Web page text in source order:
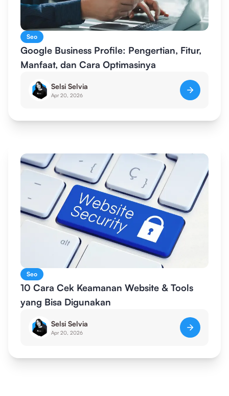
Seo
Google Business Profile: Pengertian, Fitur,
Manfaat, dan Cara Optimasinya
Selsi Selvia
Apr 20, 2026
Seo
10 Cara Cek Keamanan Website & Tools
yang Bisa Digunakan
Selsi Selvia
Apr 20, 2026